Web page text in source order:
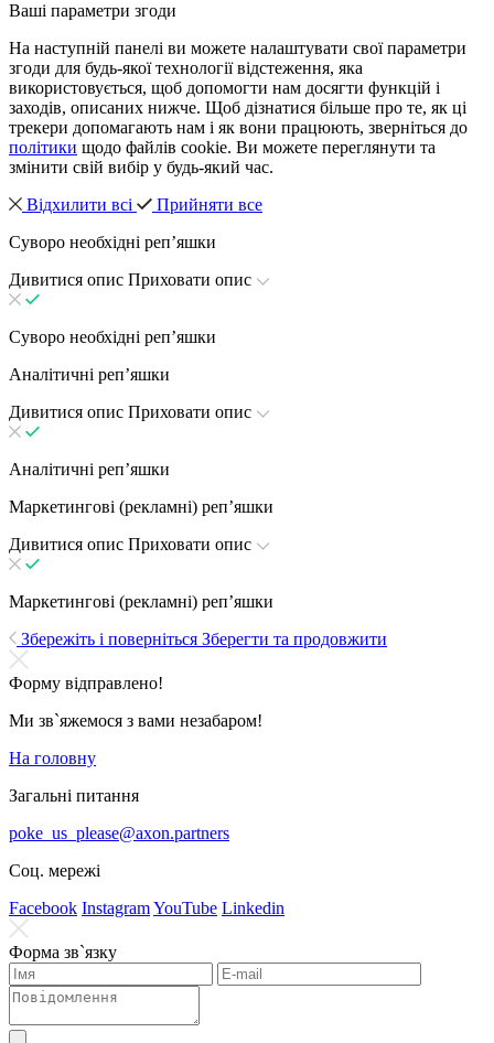
Ваші параметри згоди
На наступній панелі ви можете налаштувати свої параметри
згоди для будь-якої технології відстеження, яка
використовується, щоб допомогти нам досягти функцій і
заходів, описаних нижче. Щоб дізнатися більше про те, як ці
трекери допомагають нам і як вони працюють, зверніться до
політики щодо файлів cookie. Ви можете переглянути та
змінити свій вибір у будь-який час.
Відхилити всі
Прийняти все
Суворо необхідні репʼяшки
Дивитися опис Приховати опис
Суворо необхідні репʼяшки
Аналітичні репʼяшки
Дивитися опис Приховати опис
Аналітичні репʼяшки
Маркетингові (рекламні) репʼяшки
Дивитися опис Приховати опис
Маркетингові (рекламні) репʼяшки
Збережіть і поверніться Зберегти та продовжити
Форму відправлено!
Ми зв`яжемося з вами незабаром!
На головну
Загальні питання
poke_us_please@axon.partners
Соц. мережі
Facebook InstagramYouTube Linkedin
Форма зв`язку